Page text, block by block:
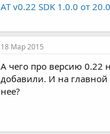
AT v0.22 SDK 1.0.0 от
18 Мар 2015
А чего про версию 0.22
добавили. И на главной
нее?